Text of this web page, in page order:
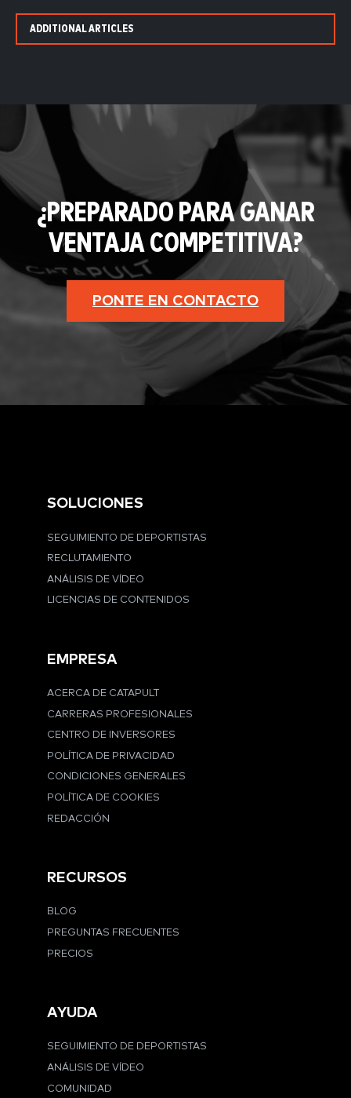
ADDITIONAL ARTICLES
¿PREPARADO PARA GANAR
VENTAJA COMPETITIVA?
PONTE EN CONTACTO
SOLUCIONES
SEGUIMIENTO DE DEPORTISTAS
RECLUTAMIENTO
ANÁLISIS DE VÍDEO
LICENCIAS DE CONTENIDOS
EMPRESA
ACERCA DE CATAPULT
CARRERAS PROFESIONALES
CENTRO DE INVERSORES
POLÍTICA DE PRIVACIDAD
CONDICIONES GENERALES
POLÍTICA DE COOKIES
REDACCIÓN
RECURSOS
BLOG
PREGUNTAS FRECUENTES
PRECIOS
AYUDA
SEGUIMIENTO DE DEPORTISTAS
ANÁLISIS DE VÍDEO
COMUNIDAD